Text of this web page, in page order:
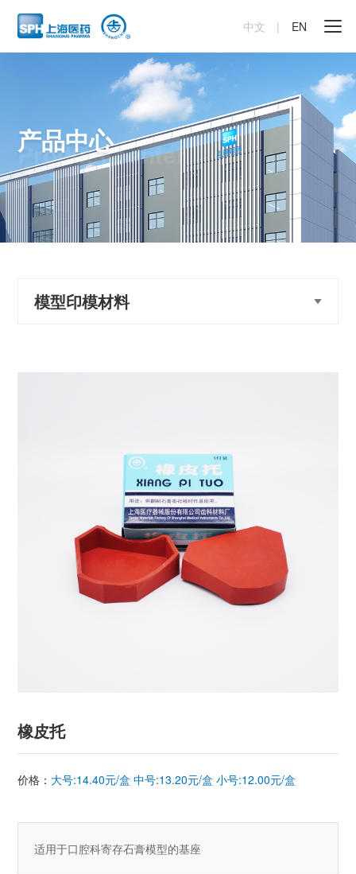
中文 | EN
产品中心
Product center
模型印模材料
橡皮托
价格： 大号:14.40元/盒 中号:13.20元/盒 小号:12.00元/盒
适用于口腔科寄存石膏模型的基座